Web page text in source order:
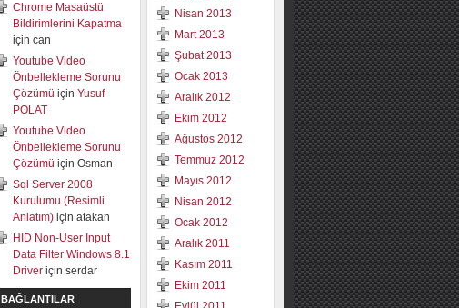
Chrome Masaüstü
Bildirimlerini Kapatma
için can
Youtube Video
Önbellekleme Sorunu
Çözümü için Yusuf
POLAT
Youtube Video
Önbellekleme Sorunu
Çözümü için Osman
Sql Server 2008
Kurulumu (Resimli
Anlatım) için atakan
HID Non-User Input
Data Filter Windows 8.1
Driver için serdar
BAĞLANTILAR
Nisan 2013
Mart 2013
Şubat 2013
Ocak 2013
Aralık 2012
Ekim 2012
Ağustos 2012
Temmuz 2012
Mayıs 2012
Nisan 2012
Ocak 2012
Aralık 2011
Kasım 2011
Ekim 2011